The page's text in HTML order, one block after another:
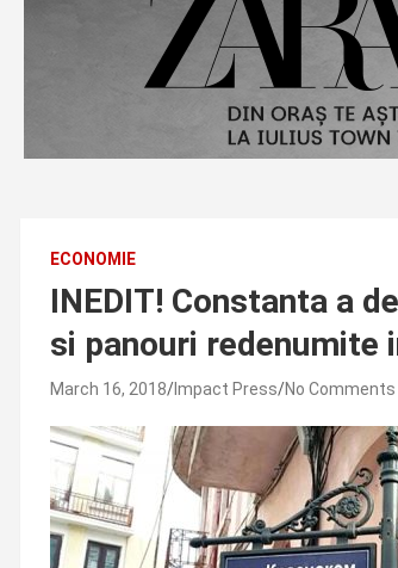
ECONOMIE
INEDIT! Constanta a
si panouri redenumite
March 16, 2018 Impact Press No Comments